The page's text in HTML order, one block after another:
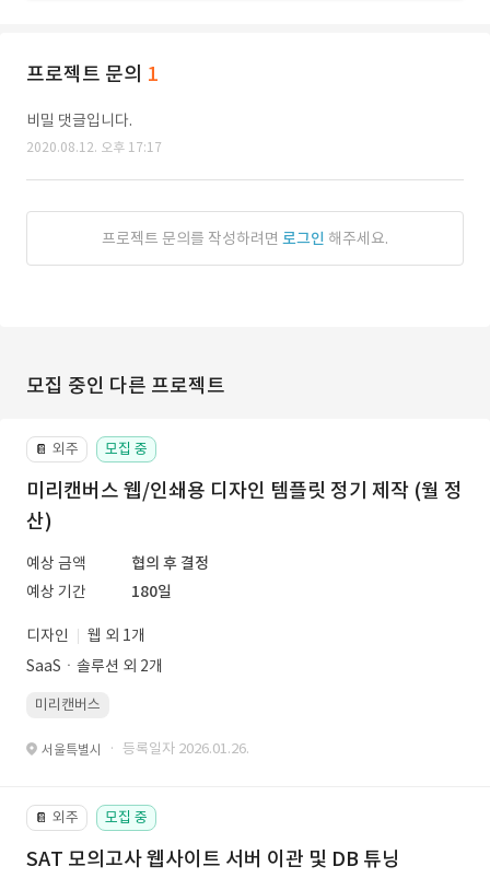
프로젝트 문의 1
비밀 댓글입니다.
2020.08.12. 오후 17:17
프로젝트 문의를 작성하려면 로그인 해주세요.
모집 중인 다른 프로젝트
📔 외주 모집 중
미리캔버스 웹/인쇄용 디자인 템플릿 정기 제작 (월 정
산)
예상 금액
협의 후 결정
예상 기간
180일
디자인
웹 외 1개
SaaSㆍ솔루션 외 2개
미리캔버스
서울특별시 · 등록일자 2026.01.26.
📔 외주 모집 중
SAT 모의고사 웹사이트 서버 이관 및 DB 튜닝